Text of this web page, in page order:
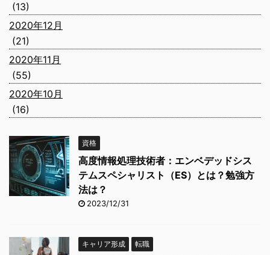
(13)
2020年12月
(21)
2020年11月
(55)
2020年10月
(16)
資格
高度情報処理技術者：エンベデッドシス
テムスペシャリスト（ES）とは？勉強方
法は？
2023/12/31
キャリア形成 転職